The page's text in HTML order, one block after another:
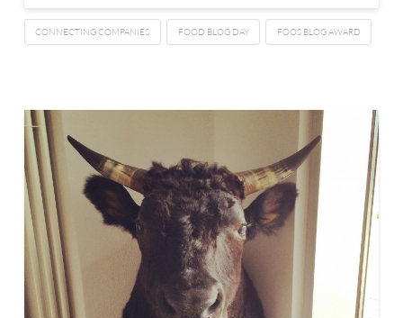
CONNECTING COMPANIES FOOD BLOG DAY FOOS BLOG AWARD